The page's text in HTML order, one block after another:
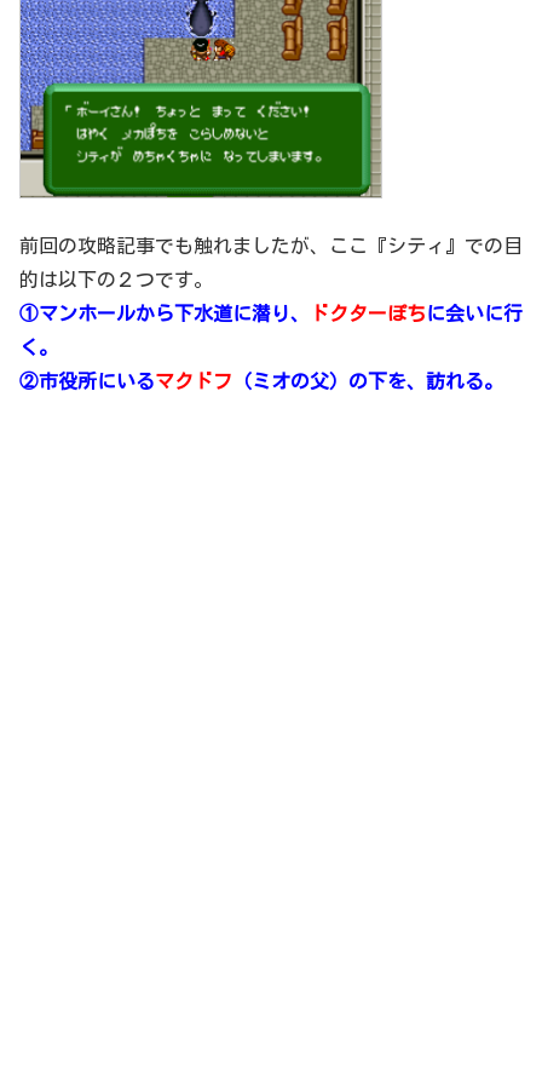
前回の攻略記事でも触れましたが、ここ『シティ』での目
的は以下の２つです。
①マンホールから下水道に潜り、
ドクターぽちに会いに行
く。
②市役所にいるマクドフ （ミオの父）の下を、訪れる。